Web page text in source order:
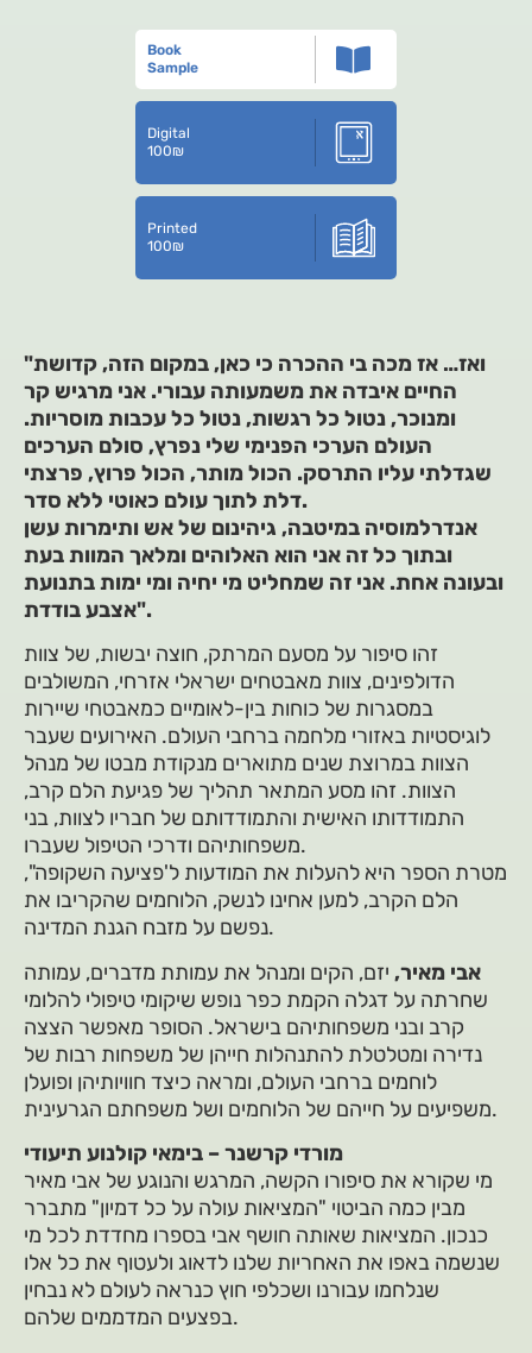
Book
Sample
Digital
100₪
Printed
100₪
"ואז… אז מכה בי ההכרה כי כאן, במקום הזה, קדושת
החיים איבדה את משמעותה עבורי. אני מרגיש קר
ומנוכר, נטול כל רגשות, נטול כל עכבות מוסריות.
העולם הערכי הפנימי שלי נפרץ, סולם הערכים
שגדלתי עליו התרסק. הכול מותר, הכול פרוץ, פרצתי
דלת לתוך עולם כאוטי ללא סדר.
אנדרלמוסיה במיטבה, גיהינום של אש ותימרות עשן
ובתוך כל זה אני הוא האלוהים ומלאך המוות בעת
ובעונה אחת. אני זה שמחליט מי יחיה ומי ימות בתנועת
אצבע בודדת".
זהו סיפור על מסעם המרתק, חוצה יבשות, של צוות
הדולפינים, צוות מאבטחים ישראלי אזרחי, המשולבים
במסגרות של כוחות בין-לאומיים כמאבטחי שיירות
לוגיסטיות באזורי מלחמה ברחבי העולם. האירועים שעבר
הצוות במרוצת שנים מתוארים מנקודת מבטו של מנהל
הצוות. זהו מסע המתאר תהליך של פגיעת הלם קרב,
התמודדותו האישית והתמודדותם של חבריו לצוות, בני
משפחותיהם ודרכי הטיפול שעברו.
מטרת הספר היא להעלות את המודעות ל'פציעה השקופה",
הלם הקרב, למען אחינו לנשק, הלוחמים שהקריבו את
נפשם על מזבח הגנת המדינה.
אבי מאיר, יזם, הקים ומנהל את עמותת מדברים, עמותה
שחרתה על דגלה הקמת כפר נופש שיקומי טיפולי להלומי
קרב ובני משפחותיהם בישראל. הסופר מאפשר הצצה
נדירה ומטלטלת להתנהלות חייהן של משפחות רבות של
לוחמים ברחבי העולם, ומראה כיצד חוויותיהן ופועלן
משפיעים על חייהם של הלוחמים ושל משפחתם הגרעינית.
מורדי קרשנר – בימאי קולנוע תיעודי
מי שקורא את סיפורו הקשה, המרגש והנוגע של אבי מאיר
מבין כמה הביטוי "המציאות עולה על כל דמיון" מתברר
כנכון. המציאות שאותה חושף אבי בספרו מחדדת לכל מי
שנשמה באפו את האחריות שלנו לדאוג ולעטוף את כל אלו
שנלחמו עבורנו ושכלפי חוץ כנראה לעולם לא נבחין
בפצעים המדממים שלהם.